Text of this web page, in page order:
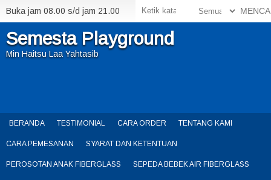
Buka jam 08.00 s/d jam 21.00
Semesta Playground
Min Haitsu Laa Yahtasib
BERANDA TESTIMONIAL CARA ORDER TENTANG KAMI
CARA PEMESANAN SYARAT DAN KETENTUAN
PEROSOTAN ANAK FIBERGLASS SEPEDA BEBEK AIR FIBERGLASS